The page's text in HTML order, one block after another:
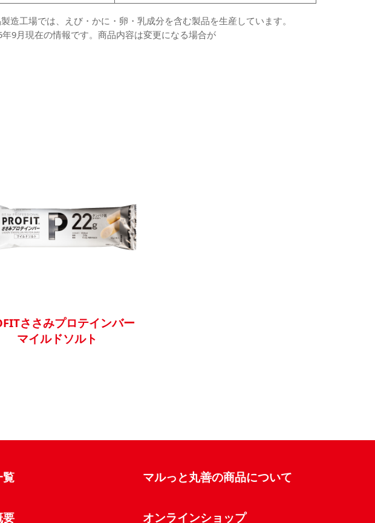
造工場では、えび・かに・卵・乳成分を含む製品を生産しています。
年9月現在の情報です。商品内容は変更になる場合が
ささみプロテインバー
マイルドソルト
覧 マルっと丸善の商品について
要 オンラインショップ